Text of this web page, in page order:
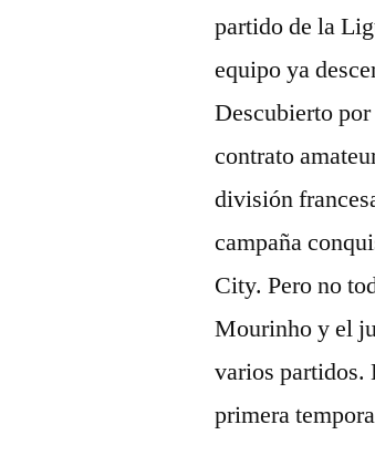
partido de la
equipo ya
Descubierto
contrato
división
campaña
City. Pero no
Mourinho y el
varios partidos.
primera